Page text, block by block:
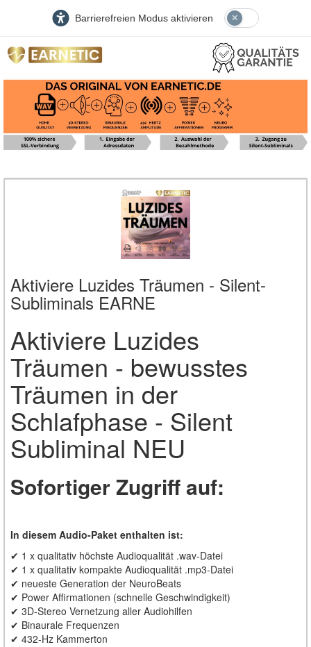
Barrierefreien Modus aktivieren
Aktiviere Luzides Träumen - Silent-
Subliminals EARNE
Aktiviere Luzides
Träumen - bewusstes
Träumen in der
Schlafphase - Silent
Subliminal NEU
Sofortiger Zugriff auf:
In diesem Audio-Paket enthalten ist:
✔ 1 x qualitativ höchste Audioqualität .wav-Datei
✔ 1 x qualitativ kompakte Audioqualität .mp3-Datei
✔ neueste Generation der NeuroBeats
✔ Power Affirmationen (schnelle Geschwindigkeit)
✔ 3D-Stereo Vernetzung aller Audiohilfen
✔ Binaurale Frequenzen
✔ 432-Hz Kammerton